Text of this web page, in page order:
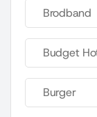
Brodband
Budget
Burger